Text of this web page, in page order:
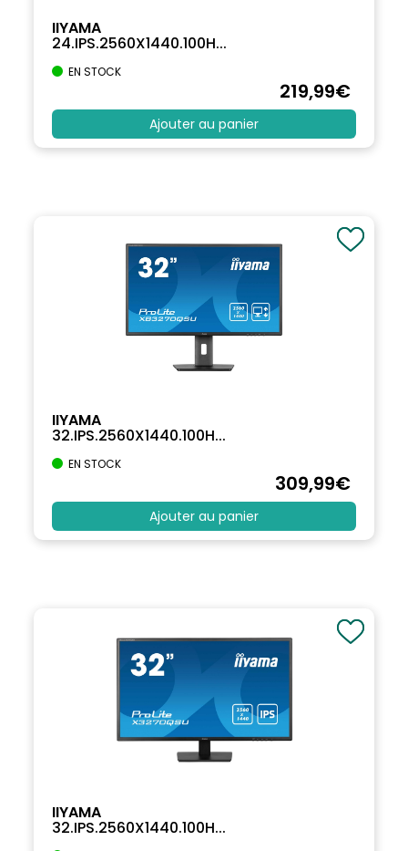
IIYAMA
24.IPS.2560X1440.100H...
EN STOCK
219,99€
Ajouter au panier
IIYAMA
32.IPS.2560X1440.100H...
EN STOCK
309,99€
Ajouter au panier
IIYAMA
32.IPS.2560X1440.100H...